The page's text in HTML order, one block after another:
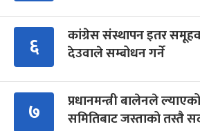
६
कांग्रेस संस्थापन इतर
देउवाले सम्बोधन गर्ने
७
प्रधानमन्त्री बालेनले
समितिबाट जस्ताको तस्तै